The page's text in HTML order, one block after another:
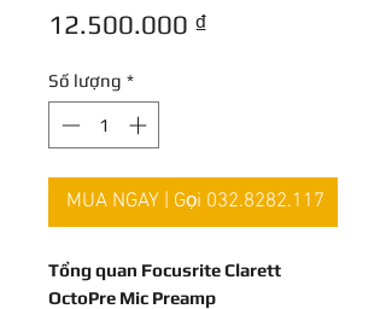
12.500.000 ₫
Số lượng *
MUA NGAY | Gọi 032.8282.117
Tổng quan Focusrite Clarett
OctoPre Mic Preamp